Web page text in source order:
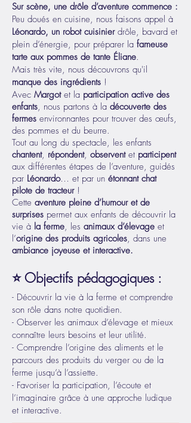
Sur scène, une drôle d’aventure commence :
Peu doués en cuisine, nous faisons appel à
Léonardo, un robot cuisinierdrôle, bavard et
plein d’énergie, pour préparer la fameuse
tarte aux pommes de tante Éliane.
Mais très vite, nous découvrons qu'il
manque des ingrédients !
Avec Margotet la participation active des
enfants, nous partons à la découverte des
fermes environnantes pour trouver des œufs,
des pommes et du beurre.
Tout au long du spectacle, les enfants
chantent, répondent, observentet participent
aux différentes étapes de l’aventure, guidés
par Léonardo… et par un étonnant chat
pilote de tracteur !
Cette aventure pleine d’humour et de
surprises permet aux enfants de découvrir la
vie à la ferme, les animaux d’élevage et
l’origine des produits agricoles, dans une
ambiance joyeuse et interactive.
⭐ Objectifs pédagogiques :
- Découvrir la vie à la ferme et comprendre
son rôle dans notre quotidien.
- Observer les animaux d’élevage et mieux
connaître leurs besoins et leur utilité.
- Comprendre l’origine des aliments et le
parcours des produits du verger ou de la
ferme jusqu’à l’assiette.
- Favoriser la participation, l’écoute et
l’imaginaire grâce à une approche ludique
et interactive.